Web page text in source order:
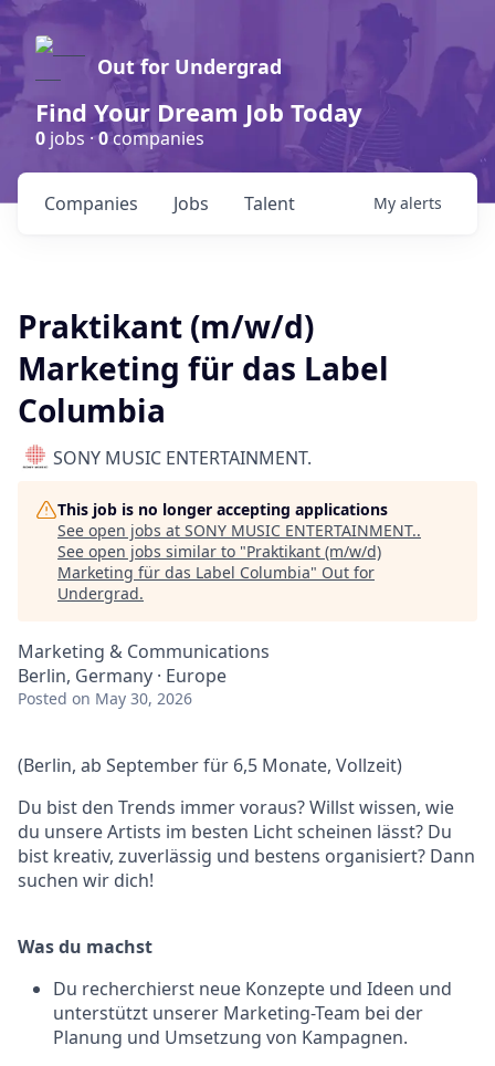
Out for Undergrad
Find Your Dream Job Today
0 jobs ·0companies
Jobs
Companies Talent My alerts
Praktikant (m/w/d)
Marketing für das Label
Columbia
SONY MUSIC ENTERTAINMENT.
This job is no longer accepting applications
See open jobs at SONY MUSIC ENTERTAINMENT..
See open jobs similar to "Praktikant (m/w/d)
Marketing für das Label Columbia" Out for
Undergrad.
Marketing & Communications
Berlin, Germany · Europe
Posted on May 30, 2026
(Berlin, ab September für 6,5 Monate, Vollzeit)
Du bist den Trends immer voraus?Willstwissen, wie
du unsere Artists im besten Licht scheinen lässt? Du
bist kreativ, zuverlässig und bestens organisiert? Dann
suchen wir dich!
Was du machst
Du recherchierst neue Konzepte und Ideen und
unterstützt unserer Marketing-Team bei der
Planung und Umsetzung von Kampagnen.